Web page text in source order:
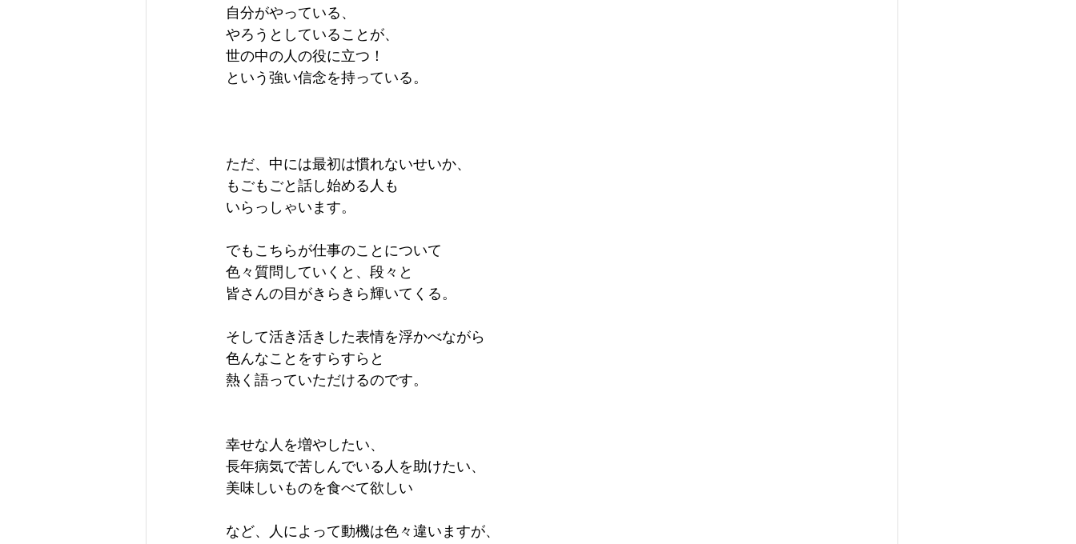
自分がやっている、
やろうとしていることが、
世の中の人の役に立つ！
という強い信念を持っている。
ただ、中には最初は慣れないせいか、
もごもごと話し始める人も
いらっしゃいます。
でもこちらが仕事のことについて
色々質問していくと、段々と
皆さんの目がきらきら輝いてくる。
そして活き活きした表情を浮かべながら
色んなことをすらすらと
熱く語っていただけるのです。
幸せな人を増やしたい、
長年病気で苦しんでいる人を助けたい、
美味しいものを食べて欲しい
など、人によって動機は色々違いますが、